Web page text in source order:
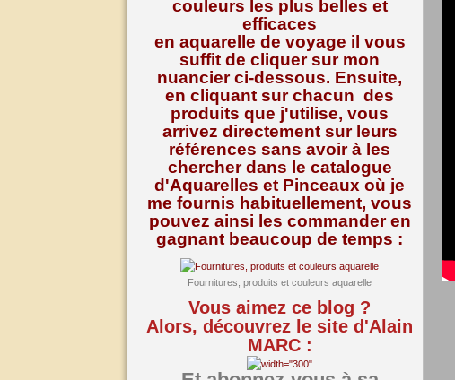
couleurs les plus belles et
efficaces
en aquarelle de voyage il vous
suffit de cliquer sur mon
nuancier ci-dessous. Ensuite,
en cliquant sur chacun des
produits que j'utilise, vous
arrivez directement sur leurs
références sans avoir à les
chercher dans le catalogue
d'Aquarelles et Pinceaux où je
me fournis habituellement, vous
pouvez ainsi les commander en
gagnant beaucoup de temps :
Fournitures, produits et couleurs aquarelle
Vous aimez ce blog ?
Alors, découvrez le site d'Alain
MARC :